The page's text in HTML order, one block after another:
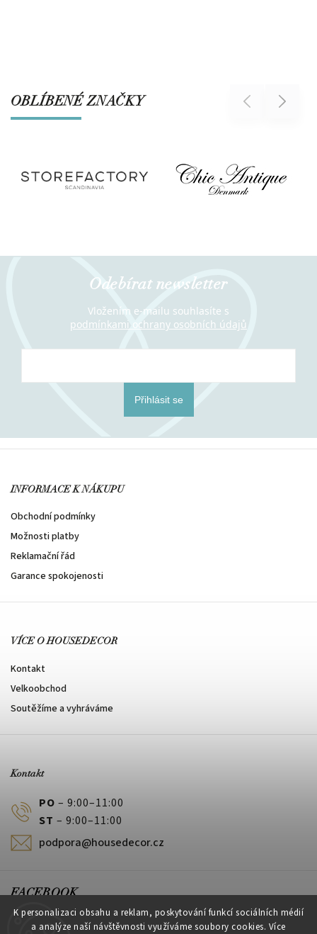
K personalizaci obsahu a reklam, poskytování funkcí sociálních médií
a analýze naší návštěvnosti využíváme soubory cookies. Více
OBLÍBENÉ ZNAČKY Previous Next
Odebírat newsletter
Vložením e-mailu souhlasíte s
podmínkami ochrany osobních údajů
Přihlásit se
INFORMACE K NÁKUPU
Obchodní podmínky
Možnosti platby
Reklamační řád
Garance spokojenosti
VÍCE O HOUSEDECOR
Kontakt
Velkoobchod
Soutěžíme a vyhráváme
Kontakt
PO – 9:00–11:00
ST – 9:00–11:00
podpora@housedecor.cz
FACEBOOK